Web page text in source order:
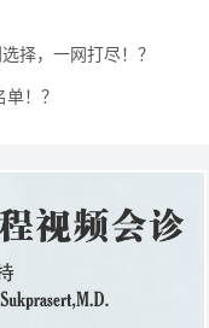
择，一网打尽！？
！？